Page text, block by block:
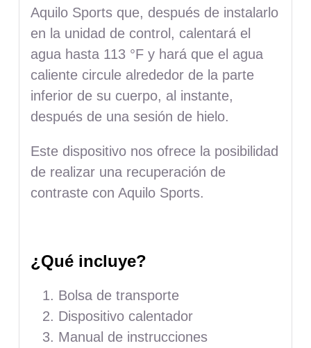
Aquilo Sports que, después de instalarlo
en la unidad de control, calentará el
agua hasta 113 °F y hará que el agua
caliente circule alrededor de la parte
inferior de su cuerpo, al instante,
después de una sesión de hielo.
Este dispositivo nos ofrece la posibilidad
de realizar una recuperación de
contraste con Aquilo Sports.
¿Qué incluye?
Bolsa de transporte
Dispositivo calentador
Manual de instrucciones